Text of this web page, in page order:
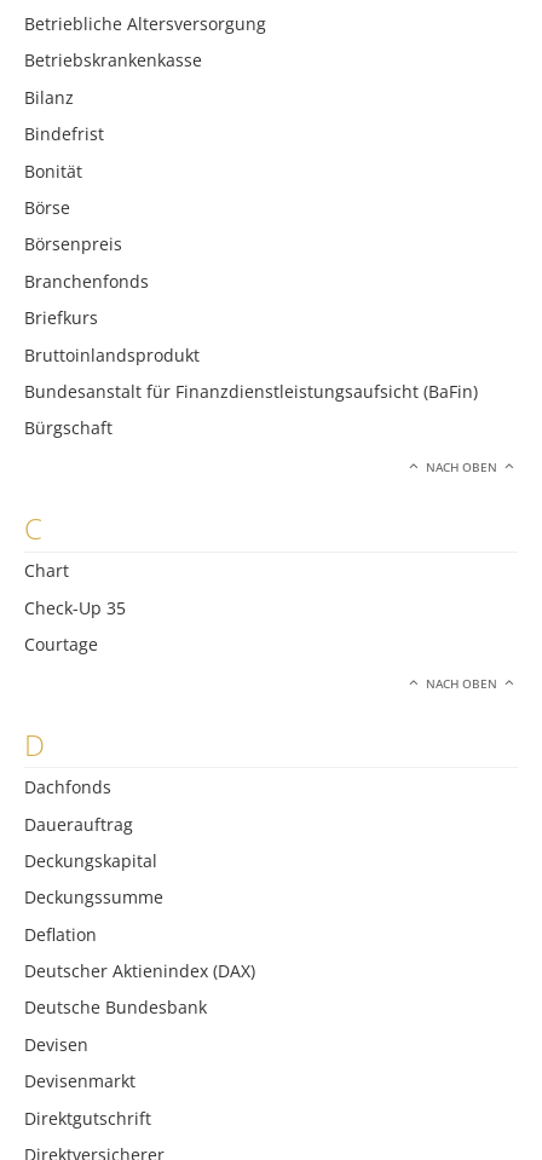
Betriebliche Altersversorgung
Betriebskrankenkasse
Bilanz
Bindefrist
Bonität
Börse
Börsenpreis
Branchenfonds
Briefkurs
Bruttoinlandsprodukt
Bundesanstalt für Finanzdienstleistungsaufsicht (BaFin)
Bürgschaft
NACH OBEN
C
Chart
Check-Up 35
Courtage
NACH OBEN
D
Dachfonds
Dauerauftrag
Deckungskapital
Deckungssumme
Deflation
Deutscher Aktienindex (DAX)
Deutsche Bundesbank
Devisen
Devisenmarkt
Direktgutschrift
Direktversicherer